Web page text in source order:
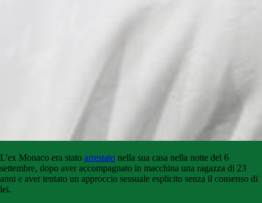
L'ex Monaco era stato arrestato nella sua casa nella notte del 6
settembre, dopo aver accompagnato in macchina una ragazza di 23
anni e aver tentato un approccio sessuale esplicito senza il consenso di
lei.